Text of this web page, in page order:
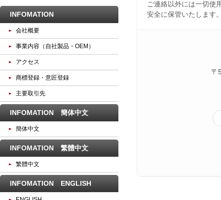
ご連絡以外には一切使
安全に保管いたします
〒
INFOMATION
会社概要
事業内容（自社製品・OEM）
アクセス
商標登録・意匠登録
主要取引先
INFOMATION 簡体中文
簡体中文
INFOMATION 繁體中文
繁體中文
INFOMATION ENGLISH